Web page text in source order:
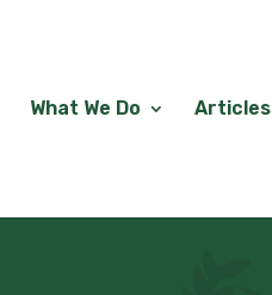
What We Do Articles